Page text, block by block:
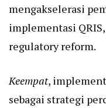
mengakselerasi
implementasi
regulatory reform.
Keempat,
sebagai strategi